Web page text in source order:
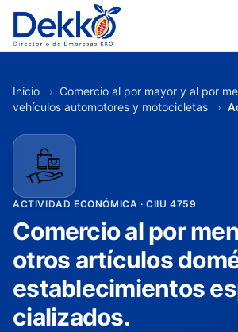
Inicio › Comercio al por mayor y al por
vehículos automotores y motocicletas
›
ACTIVIDAD ECONÓMICA · CIIU 4759
Comercio al por
otros artículos
establecimientos
cializados.